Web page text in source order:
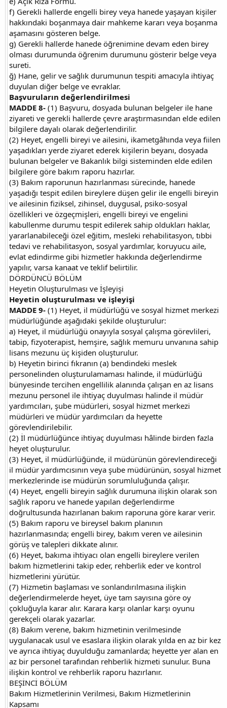
f) Gerekli hallerde engelli birey veya hanede yaşayan kişiler
hakkındaki boşanmaya dair mahkeme kararı veya boşanma
aşamasını gösteren belge.
g) Gerekli hallerde hanede öğrenimine devam eden birey
olması durumunda öğrenim durumunu gösterir belge veya
sureti.
ğ) Hane, gelir ve sağlık durumunun tespiti amacıyla ihtiyaç
duyulan diğer belge ve evraklar.
Başvuruların değerlendirilmesi
MADDE 8- (1) Başvuru, dosyada bulunan belgeler ile hane
ziyareti ve gerekli hallerde çevre araştırmasından elde edilen
bilgilere dayalı olarak değerlendirilir.
(2) Heyet, engelli bireyi ve ailesini, ikametgâhında veya fiilen
yaşadıkları yerde ziyaret ederek kişilerin beyanı, dosyada
bulunan belgeler ve Bakanlık bilgi sisteminden elde edilen
bilgilere göre bakım raporu hazırlar.
(3) Bakım raporunun hazırlanması sürecinde, hanede
yaşadığı tespit edilen bireylere düşen gelir ile engelli bireyin
ve ailesinin fiziksel, zihinsel, duygusal, psiko-sosyal
özellikleri ve özgeçmişleri, engelli bireyi ve engelini
kabullenme durumu tespit edilerek sahip oldukları haklar,
yararlanabileceği özel eğitim, mesleki rehabilitasyon, tıbbi
tedavi ve rehabilitasyon, sosyal yardımlar, koruyucu aile,
evlat edindirme gibi hizmetler hakkında değerlendirme
yapılır, varsa kanaat ve teklif belirtilir.
DÖRDÜNCÜ BÖLÜM
Heyetin Oluşturulması ve İşleyişi
Heyetin oluşturulması ve işleyişi
MADDE 9- (1) Heyet, il müdürlüğü ve sosyal hizmet merkezi
müdürlüğünde aşağıdaki şekilde oluşturulur:
a) Heyet, il müdürlüğü onayıyla sosyal çalışma görevlileri,
tabip, fizyoterapist, hemşire, sağlık memuru unvanına sahip
lisans mezunu üç kişiden oluşturulur.
b) Heyetin birinci fıkranın (a) bendindeki meslek
personelinden oluşturulamaması halinde, il müdürlüğü
bünyesinde tercihen engellilik alanında çalışan en az lisans
mezunu personel ile ihtiyaç duyulması halinde il müdür
yardımcıları, şube müdürleri, sosyal hizmet merkezi
müdürleri ve müdür yardımcıları da heyette
görevlendirilebilir.
(2) İl müdürlüğünce ihtiyaç duyulması hâlinde birden fazla
heyet oluşturulur.
(3) Heyet, il müdürlüğünde, il müdürünün görevlendireceği
il müdür yardımcısının veya şube müdürünün, sosyal hizmet
merkezlerinde ise müdürün sorumluluğunda çalışır.
(4) Heyet, engelli bireyin sağlık durumuna ilişkin olarak son
sağlık raporu ve hanede yapılan değerlendirme
doğrultusunda hazırlanan bakım raporuna göre karar verir.
(5) Bakım raporu ve bireysel bakım planının
hazırlanmasında; engelli birey, bakım veren ve ailesinin
görüş ve talepleri dikkate alınır.
(6) Heyet, bakıma ihtiyacı olan engelli bireylere verilen
bakım hizmetlerini takip eder, rehberlik eder ve kontrol
hizmetlerini yürütür.
(7) Hizmetin başlaması ve sonlandırılmasına ilişkin
değerlendirmelerde heyet, üye tam sayısına göre oy
çokluğuyla karar alır. Karara karşı olanlar karşı oyunu
gerekçeli olarak yazarlar.
(8) Bakım verene, bakım hizmetinin verilmesinde
uygulanacak usul ve esaslara ilişkin olarak yılda en az bir kez
ve ayrıca ihtiyaç duyulduğu zamanlarda; heyette yer alan en
az bir personel tarafından rehberlik hizmeti sunulur. Buna
ilişkin kontrol ve rehberlik raporu hazırlanır.
BEŞİNCİ BÖLÜM
Bakım Hizmetlerinin Verilmesi, Bakım Hizmetlerinin
Kapsamı